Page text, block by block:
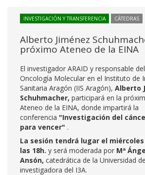
INVESTIGACIÓN Y TRANSFERENCIA CÁTEDRAS
Alberto Jiménez
próximo Ateneo de la EINA
El investigador ARAID y responsable
Oncología Molecular en el Instituto de
Sanitaria Aragón (IIS Aragón), Alberto
Schuhmacher, participará en la
Ateneo de la EINA, donde impartirá la
conferencia "Investigación del
para vencer" .
La sesión tendrá lugar el miércoles
las 18h. y será moderada por Mª
Ansón, catedrática de la Universidad
investigadora del I3A.